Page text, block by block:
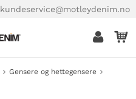
kundeservice@motleydenim.no
Gensere og hettegensere